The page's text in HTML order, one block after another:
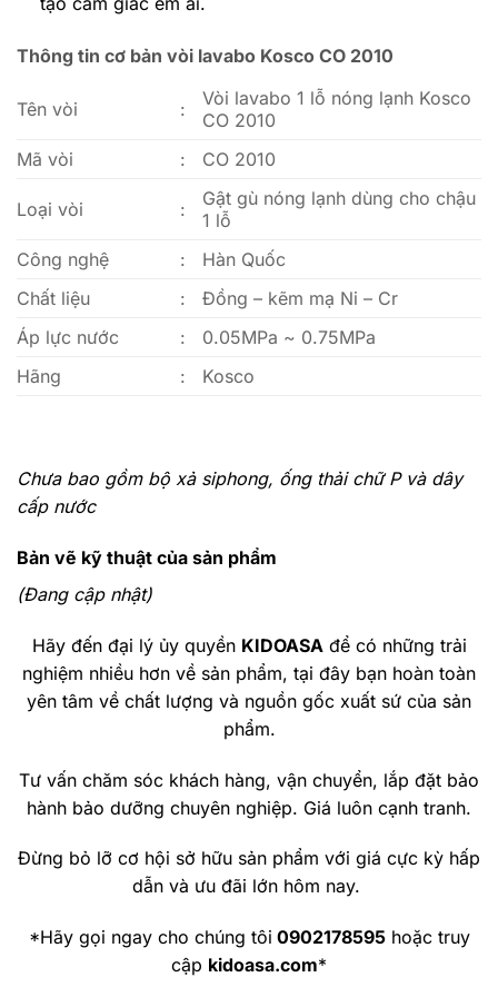
Thông tin cơ bản vòi lavabo Kosco CO 2010
Tên vòi :
Vòi lavabo 1 lỗ nóng lạnh Kosco
CO 2010
Mã vòi
: CO 2010
Loại vòi :
Gật gù nóng lạnh dùng cho chậu
1 lỗ
Công nghệ
:
Hàn Quốc
Chất liệu
:
Đồng – kẽm mạ Ni – Cr
Áp lực nước
:
0.05MPa ~ 0.75MPa
Hãng
: Kosco
Chưa bao gồm bộ xả siphong, ống thải chữ P và dây
cấp nước
Bản vẽ kỹ thuật của sản phẩm
(Đang cập nhật)
Hãy đến đại lý ủy quyền KIDOASA để có những trải
nghiệm nhiều hơn về sản phẩm, tại đây bạn hoàn toàn
yên tâm về chất lượng và nguồn gốc xuất sứ của sản
phẩm.
Tư vấn chăm sóc khách hàng, vận chuyển, lắp đặt bảo
hành bảo dưỡng chuyên nghiệp. Giá luôn cạnh tranh.
Đừng bỏ lỡ cơ hội sở hữu sản phẩm với giá cực kỳ hấp
dẫn và ưu đãi lớn hôm nay.
*Hãy gọi ngay cho chúng tôi 0902178595hoặc truy
cập kidoasa.com*